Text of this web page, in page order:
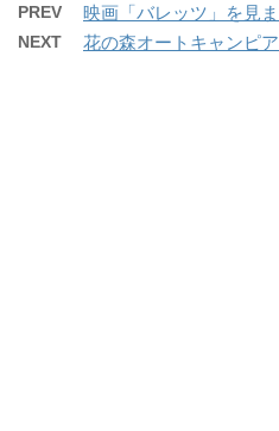
PREV 映画「バレッツ」を見
NEXT 花の森オートキャンピ